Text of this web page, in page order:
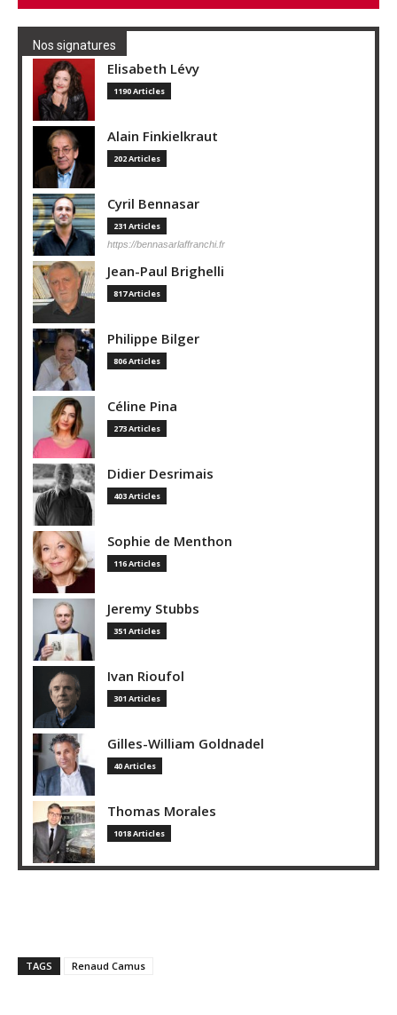
Nos signatures
Elisabeth Lévy
1190 Articles
Alain Finkielkraut
202 Articles
Cyril Bennasar
231 Articles
https://bennasarlaffranchi.fr
Jean-Paul Brighelli
817 Articles
Philippe Bilger
806 Articles
Céline Pina
273 Articles
Didier Desrimais
403 Articles
Sophie de Menthon
116 Articles
Jeremy Stubbs
351 Articles
Ivan Rioufol
301 Articles
Gilles-William Goldnadel
40 Articles
Thomas Morales
1018 Articles
TAGS Renaud Camus